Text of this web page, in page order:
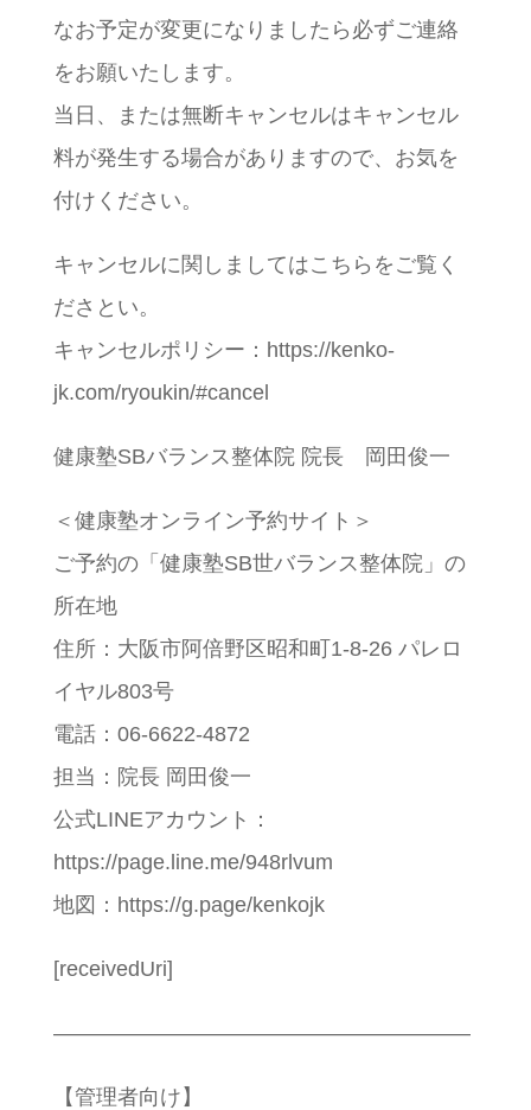
なお予定が変更になりましたら必ずご連絡
をお願いたします。
当日、または無断キャンセルはキャンセル
料が発生する場合がありますので、お気を
付けください。
キャンセルに関しましてはこちらをご覧く
ださとい。
キャンセルポリシー：https://kenko-
jk.com/ryoukin/#cancel
健康塾SBバランス整体院 院長 岡田俊一
＜健康塾オンライン予約サイト＞
ご予約の「健康塾SB世バランス整体院」の
所在地
住所：大阪市阿倍野区昭和町1-8-26 パレロ
イヤル803号
電話：06-6622-4872
担当：院長 岡田俊一
公式LINEアカウント：
https://page.line.me/948rlvum
地図：https://g.page/kenkojk
[receivedUri]
———————————————————–
【管理者向け】